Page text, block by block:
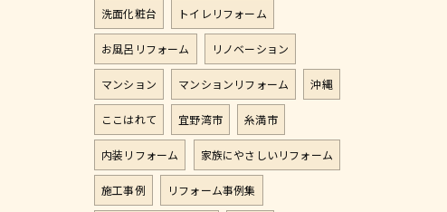
洗面化粧台 トイレリフォーム
お風呂リフォーム リノベーション
マンション マンションリフォーム 沖縄
ここはれて 宜野湾市 糸満市
内装リフォーム 家族にやさしいリフォーム
施工事例 リフォーム事例集